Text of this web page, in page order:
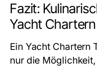
Fazit:
Yacht
Ein Yacht Chartern
nur die